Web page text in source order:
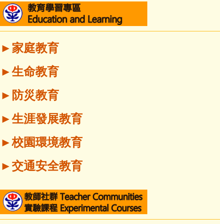
►家庭教育
►生命教育
►防災教育
►生涯發展教育
►校園環境教育
►交通安全教育